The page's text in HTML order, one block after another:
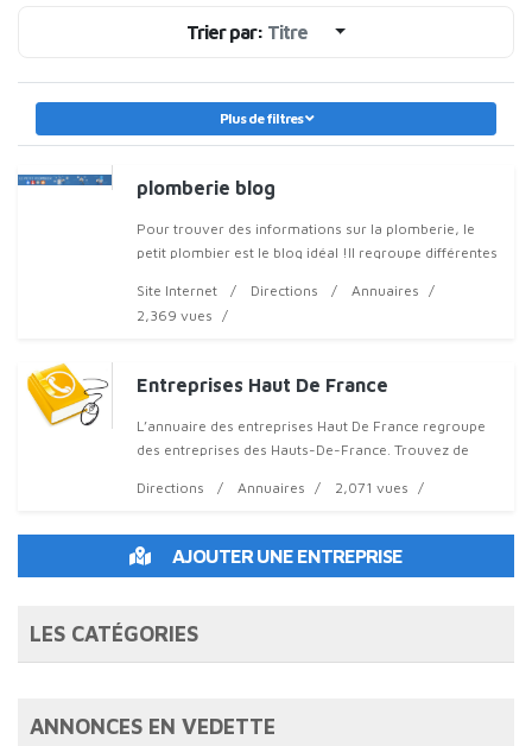
Trier par: Titre
Plus de filtres
plomberie blog
Pour trouver des informations sur la plomberie, le
petit plombier est le blog idéal !Il regroupe différentes
Site Internet
Directions
Annuaires
2,369 vues
Entreprises Haut De France
L’annuaire des entreprises Haut De France regroupe
des entreprises des Hauts-De-France. Trouvez de
Directions
Annuaires 2,071 vues
AJOUTER UNE ENTREPRISE
LES CATÉGORIES
ANNONCES EN VEDETTE